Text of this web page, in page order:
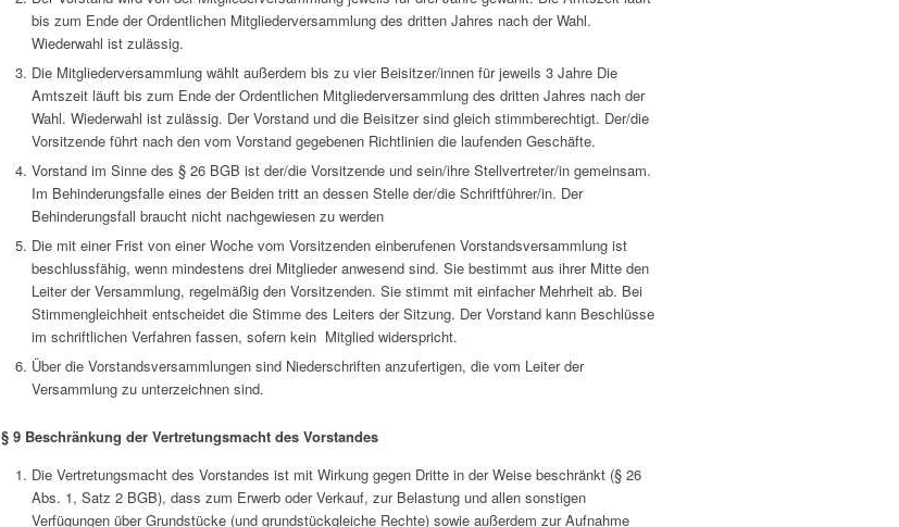
bis zum Ende der Ordentlichen Mitgliederversammlung des dritten Jahres nach der Wahl.
Wiederwahl ist zulässig.
Die Mitgliederversammlung wählt außerdem bis zu vier Beisitzer/innen für jeweils 3 Jahre Die
Amtszeit läuft bis zum Ende der Ordentlichen Mitgliederversammlung des dritten Jahres nach der
Wahl. Wiederwahl ist zulässig. Der Vorstand und die Beisitzer sind gleich stimmberechtigt. Der/die
Vorsitzende führt nach den vom Vorstand gegebenen Richtlinien die laufenden Geschäfte.
Vorstand im Sinne des § 26 BGB ist der/die Vorsitzende und sein/ihre Stellvertreter/in gemeinsam.
Im Behinderungsfalle eines der Beiden tritt an dessen Stelle der/die Schriftführer/in. Der
Behinderungsfall braucht nicht nachgewiesen zu werden
Die mit einer Frist von einer Woche vom Vorsitzenden einberufenen Vorstandsversammlung ist
beschlussfähig, wenn mindestens drei Mitglieder anwesend sind. Sie bestimmt aus ihrer Mitte den
Leiter der Versammlung, regelmäßig den Vorsitzenden. Sie stimmt mit einfacher Mehrheit ab. Bei
Stimmengleichheit entscheidet die Stimme des Leiters der Sitzung. Der Vorstand kann Beschlüsse
im schriftlichen Verfahren fassen, sofern kein Mitglied widerspricht.
Über die Vorstandsversammlungen sind Niederschriften anzufertigen, die vom Leiter der
Versammlung zu unterzeichnen sind.
§ 9 Beschränkung der Vertretungsmacht des Vorstandes
Die Vertretungsmacht des Vorstandes ist mit Wirkung gegen Dritte in der Weise beschränkt (§ 26
Abs. 1, Satz 2 BGB), dass zum Erwerb oder Verkauf, zur Belastung und allen sonstigen
Verfügungen über Grundstücke (und grundstückgleiche Rechte) sowie außerdem zur Aufnahme